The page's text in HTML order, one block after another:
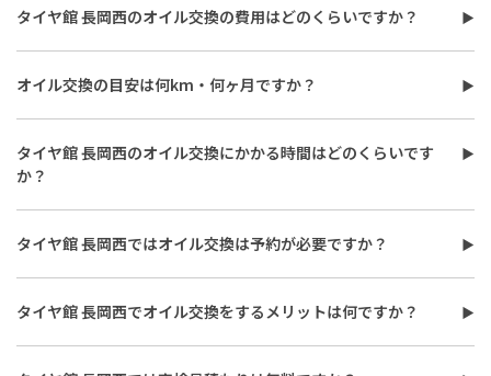
承っています。タイヤは同じ位置で使い続けると摩耗が偏るため、
5,000km走行ごとのローテーションをおすすめしています。アラ
イメント調整には専用設備と技術が必要で、対応状況や所要時間
は作業時期や店舗の状況によって異なりますので、ご希望の場合は
事前にご予約いただくことをおすすめしています。詳しくは店舗
スタッフまでお気軽にご相談ください。
タイヤ館 長岡西のオイル交換の費用はどのくらいですか？
タイヤ館 長岡西のオイル交換の費用は使用するオイルの種類（鉱
物油・部分合成油・全合成油）や粘度、交換量によって変わりま
す。また、工賃やフィルター代がかかる場合もございますので、総
額は店舗でお見積もりさせていただきます。詳しくは店舗スタッ
フまでお気軽にご相談ください。
オイル交換の目安は何km・何ヶ月ですか？
タイヤ館 長岡西では、オイル交換の目安は走行3,000〜5,000km
または3〜6ヶ月ごとを推奨しています。走行距離が短くても短距
離の繰り返しや高負荷走行が多い場合は早めの交換が必要です。
詳しくは店舗スタッフまでお気軽にご相談ください。
タイヤ館 長岡西のオイル交換にかかる時間はどのくらいです
か？
タイヤ館 長岡西でのオイル交換は最短で約30分程度で対応可能で
す。オイルフィルターの同時交換や、在庫・車種、作業時期等に
より時間が変わることもありますので、詳しくは店舗スタッフま
でお気軽にご相談ください。
タイヤ館 長岡西ではオイル交換は予約が必要ですか？
タイヤ館 長岡西でのオイル交換をご希望の際は、予約をおすすめ
しています。予約なしでも対応可能な場合がありますが、混雑状
況やオイルの在庫がない場合もございます。詳しくは店舗スタッ
フまでお気軽にご相談ください。
タイヤ館 長岡西でオイル交換をするメリットは何ですか？
タイヤ館 長岡西でオイル交換をするメリットは、車種や使用状況
に合わせたオイル提案と、点検を含めたメンテナンスサポートを